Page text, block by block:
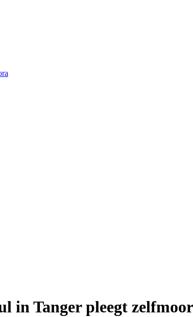
in Tanger pleegt